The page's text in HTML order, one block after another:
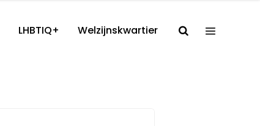
LHBTIQ+ Welzijnskwartier